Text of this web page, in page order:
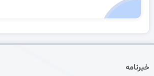
خبرنامه